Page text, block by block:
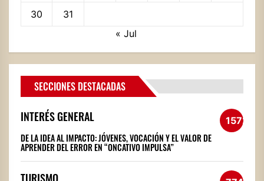
30
31
« Jul
SECCIONES DESTACADAS
INTERÉS GENERAL 1572
DE LA IDEA AL IMPACTO: JÓVENES, VOCACIÓN Y EL VALOR DE
APRENDER DEL ERROR EN “ONCATIVO IMPULSA”